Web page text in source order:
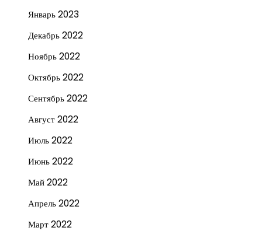
Январь 2023
Декабрь 2022
Ноябрь 2022
Октябрь 2022
Сентябрь 2022
Август 2022
Июль 2022
Июнь 2022
Май 2022
Апрель 2022
Март 2022